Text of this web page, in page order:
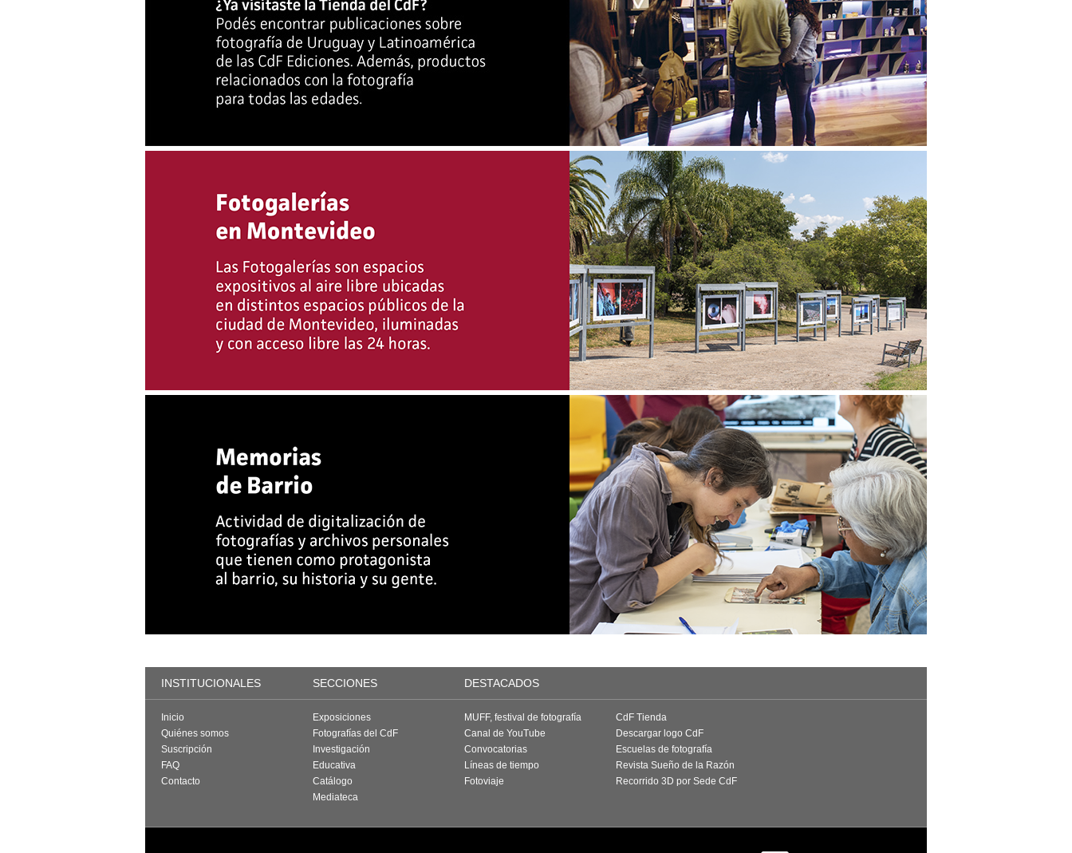
INSTITUCIONALES SECCIONES DESTACADOS
Inicio
Quiénes somos
Suscripción
FAQ
Contacto
Exposiciones
Fotografías del CdF
Investigación
Educativa
Catálogo
Mediateca
MUFF, festival de fotografía
Canal de YouTube
Convocatorias
Líneas de tiempo
Fotoviaje
CdF Tienda
Descargar logo CdF
Escuelas de fotografía
Revista Sueño de la Razón
Recorrido 3D por Sede CdF